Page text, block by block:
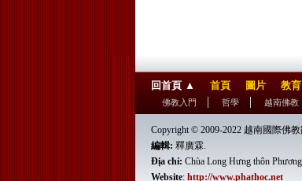
回首頁 ▲ 首頁 圖片 教育
佛教入門 哲學 越南佛教
Copyright © 2009-2022 越南國際佛
編輯: 釋廣霖.
Địa chỉ: Chùa Long Hưng thôn
Website: http://www.phathoc.net